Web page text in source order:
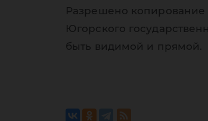
Разрешено копирование
Югорского
быть видимой и прямой.